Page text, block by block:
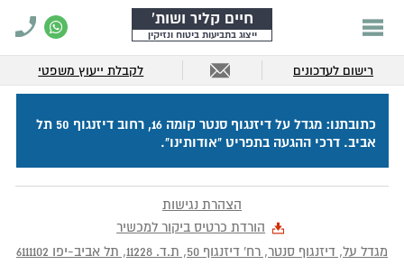
חיים קליר ושות'
ייצוג בתביעות ביטוח ונזיקין
רישום לעדכונים לקבלת ייעוץ משפטי
כתובתנו: מגדל על דיזנגוף סנטר קומה 16, רחוב דיזנגוף 50 תל
אביב. דרכי ההגעה בתפריט "אודותינו".
הצהרת נגישות
הורדת כרטיס ביקור למכשיר
מגדל על, דיזנגוף סנטר, רח' דיזנגוף 50
, ת.ד. 11228
, תל אביב-יפו 6111102